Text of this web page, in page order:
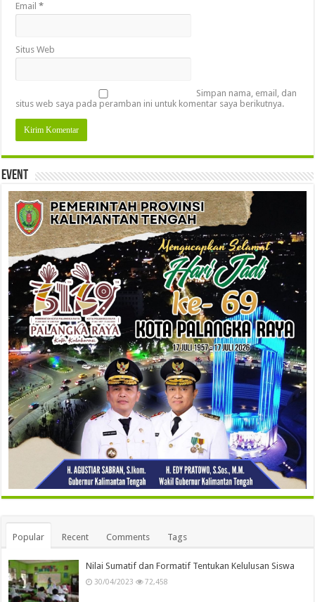
Email*
Situs Web
Simpan nama, email, dan
situs web saya pada peramban ini untuk komentar saya berikutnya.
Event
Popular Recent Comments Tags
Nilai Sumatif dan Formatif Tentukan Kelulusan Siswa
30/04/2023 72,458